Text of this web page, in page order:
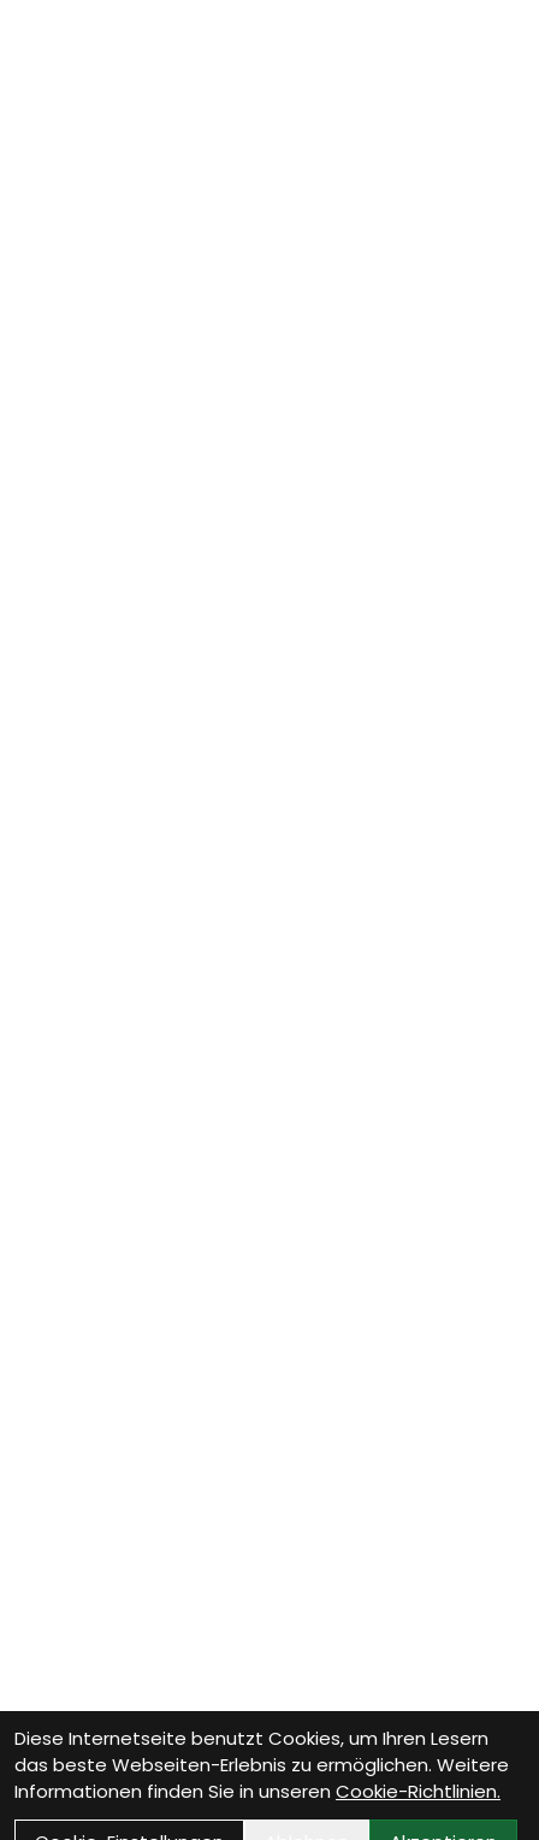
Diese Internetseite benutzt Cookies, um Ihren Lesern
das beste Webseiten-Erlebnis zu ermöglichen. Weitere
Informationen finden Sie in unseren Cookie-Richtlinien.